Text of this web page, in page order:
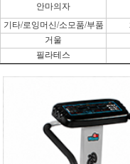
안마의자
기타/로잉머신/소모품/부품
거울
필라테스